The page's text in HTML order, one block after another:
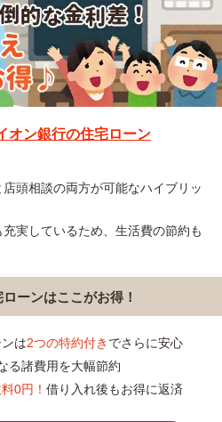
オン銀行の住宅ローン
頭相談の両方が可能なハイブリッ
実しているため、生活費の節約も
ーンはここがお得！
は2つの特約付き でさらに安心
る諸費用を大幅節約
0円！ 借り入れ後もお得に返済